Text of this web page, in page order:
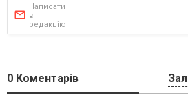
Написати
в
редакцію
0 Коментарів